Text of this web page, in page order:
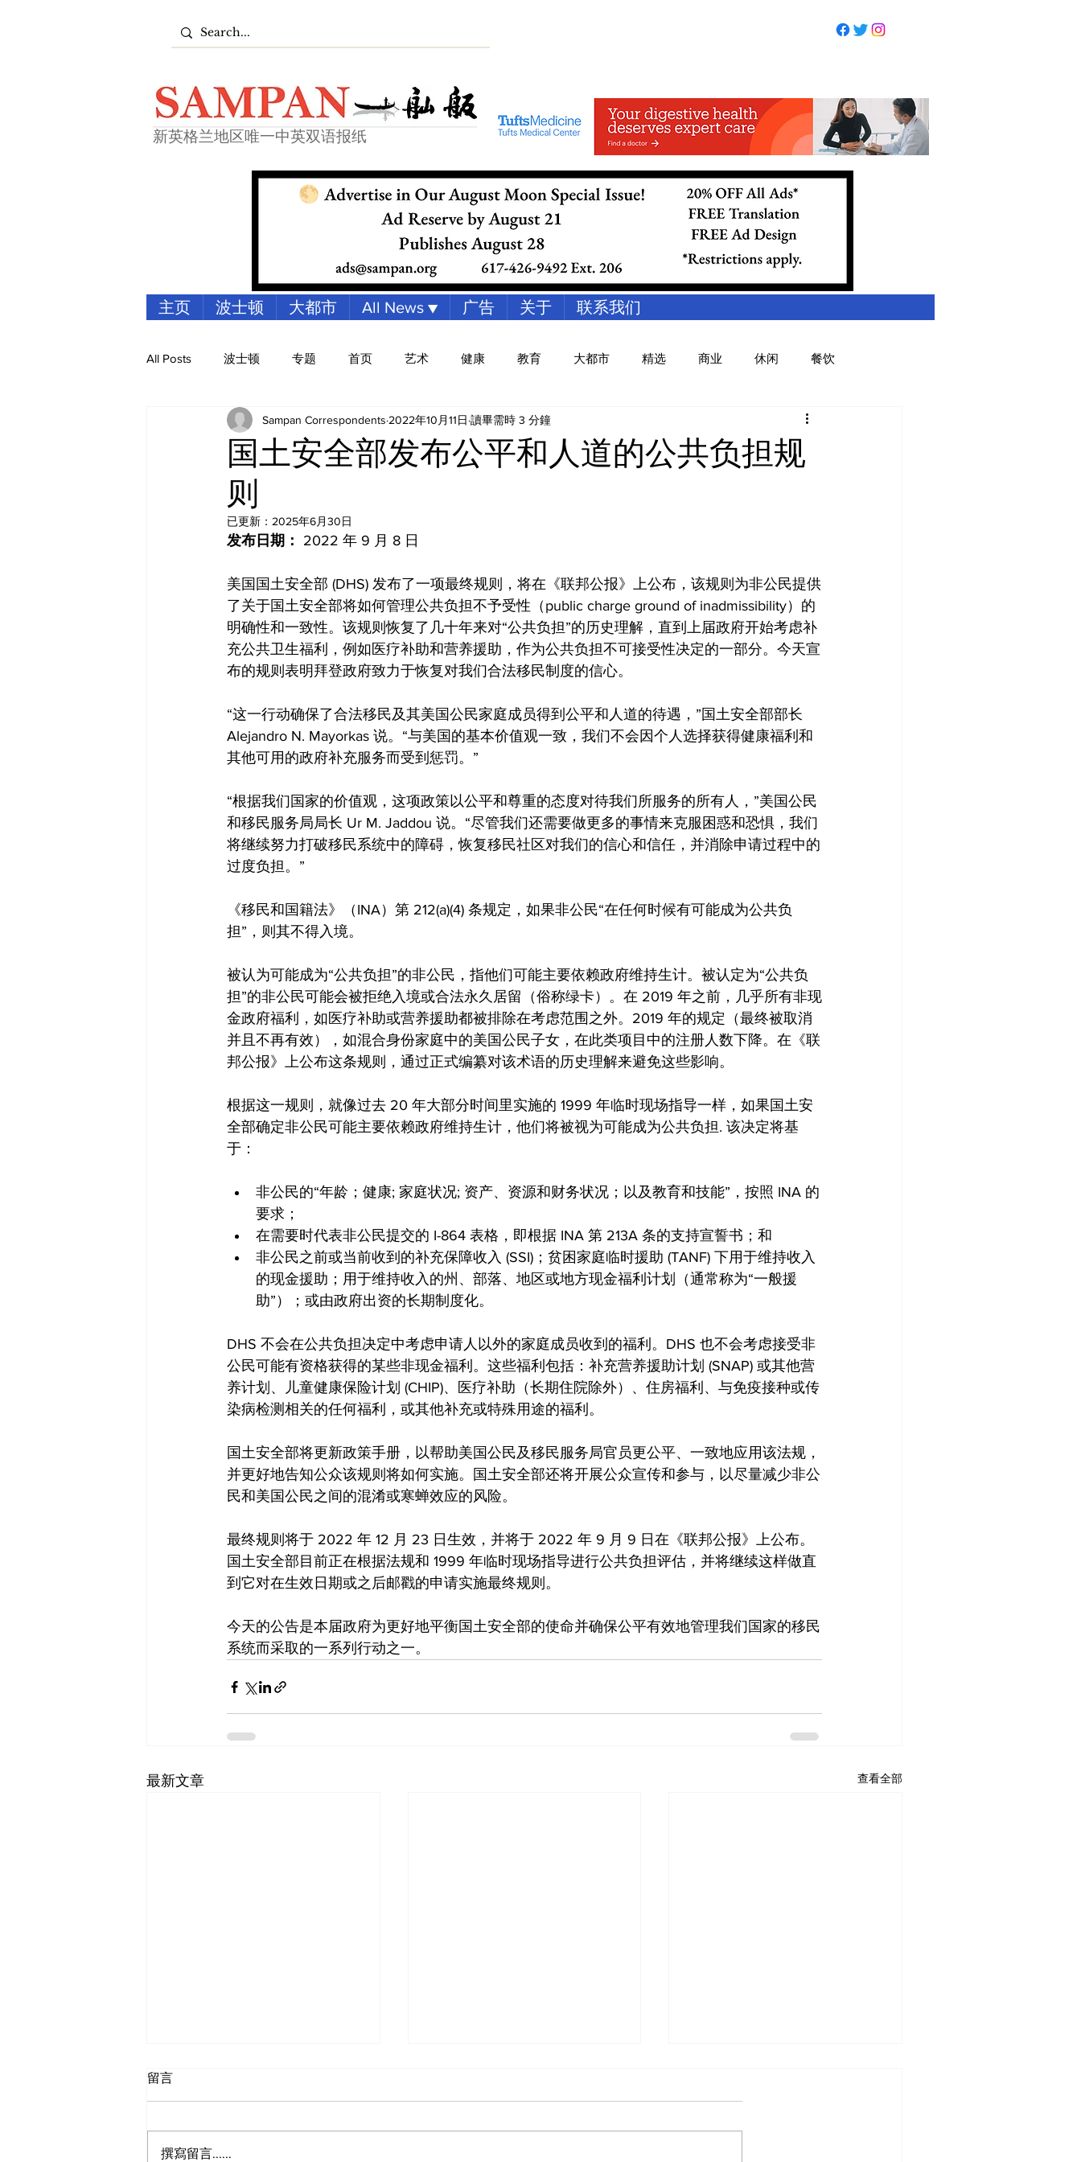
新英格兰地区唯一中英双语报纸
主页 波士顿 大都市 All News ▼ 广告 关于 联系我们
All Posts 波士顿 专题 首页 艺术 健康 教育 大都市 精选 商业 休闲 餐饮
国土安全部发布公平和人道的公共负担规
则
Sampan Correspondents 2022年10月11日 讀畢需時 3 分鐘
已更新： 2025年6月30日
发布日期： 2022 年 9 月 8 日
美国国土安全部 (DHS) 发布了一项最终规则，将在《联邦公报》上公布，该规则为非公民提供
了关于国土安全部将如何管理公共负担不予受性（public charge ground of inadmissibility）的
明确性和一致性。该规则恢复了几十年来对“公共负担”的历史理解，直到上届政府开始考虑补
充公共卫生福利，例如医疗补助和营养援助，作为公共负担不可接受性决定的一部分。今天宣
布的规则表明拜登政府致力于恢复对我们合法移民制度的信心。
“这一行动确保了合法移民及其美国公民家庭成员得到公平和人道的待遇，”国土安全部部长
Alejandro N. Mayorkas 说。“与美国的基本价值观一致，我们不会因个人选择获得健康福利和
其他可用的政府补充服务而受到惩罚。”
“根据我们国家的价值观，这项政策以公平和尊重的态度对待我们所服务的所有人，”美国公民
和移民服务局局长 Ur M. Jaddou 说。“尽管我们还需要做更多的事情来克服困惑和恐惧，我们
将继续努力打破移民系统中的障碍，恢复移民社区对我们的信心和信任，并消除申请过程中的
过度负担。”
《移民和国籍法》（INA）第 212(a)(4) 条规定，如果非公民“在任何时候有可能成为公共负
担”，则其不得入境。
被认为可能成为“公共负担”的非公民，指他们可能主要依赖政府维持生计。被认定为“公共负
担”的非公民可能会被拒绝入境或合法永久居留（俗称绿卡）。在 2019 年之前，几乎所有非现
金政府福利，如医疗补助或营养援助都被排除在考虑范围之外。2019 年的规定（最终被取消
并且不再有效），如混合身份家庭中的美国公民子女，在此类项目中的注册人数下降。在《联
邦公报》上公布这条规则，通过正式编纂对该术语的历史理解来避免这些影响。
根据这一规则，就像过去 20 年大部分时间里实施的 1999 年临时现场指导一样，如果国土安
全部确定非公民可能主要依赖政府维持生计，他们将被视为可能成为公共负担. 该决定将基
于：
非公民的“年龄；健康; 家庭状况; 资产、资源和财务状况；以及教育和技能”，按照 INA 的
要求；
在需要时代表非公民提交的 I-864 表格，即根据 INA 第 213A 条的支持宣誓书；和
非公民之前或当前收到的补充保障收入 (SSI)；贫困家庭临时援助 (TANF) 下用于维持收入
的现金援助；用于维持收入的州、部落、地区或地方现金福利计划（通常称为“一般援
助”）；或由政府出资的长期制度化。
DHS 不会在公共负担决定中考虑申请人以外的家庭成员收到的福利。DHS 也不会考虑接受非
公民可能有资格获得的某些非现金福利。这些福利包括：补充营养援助计划 (SNAP) 或其他营
养计划、儿童健康保险计划 (CHIP)、医疗补助（长期住院除外）、住房福利、与免疫接种或传
染病检测相关的任何福利，或其他补充或特殊用途的福利。
国土安全部将更新政策手册，以帮助美国公民及移民服务局官员更公平、一致地应用该法规，
并更好地告知公众该规则将如何实施。国土安全部还将开展公众宣传和参与，以尽量减少非公
民和美国公民之间的混淆或寒蝉效应的风险。
最终规则将于 2022 年 12 月 23 日生效，并将于 2022 年 9 月 9 日在《联邦公报》上公布。
国土安全部目前正在根据法规和 1999 年临时现场指导进行公共负担评估，并将继续这样做直
到它对在生效日期或之后邮戳的申请实施最终规则。
今天的公告是本届政府为更好地平衡国土安全部的使命并确保公平有效地管理我们国家的移民
系统而采取的一系列行动之一。
最新文章 查看全部
留言
撰寫留言......